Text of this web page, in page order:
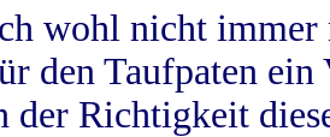
wohl nicht
den Taufpaten
der Richtigkeit